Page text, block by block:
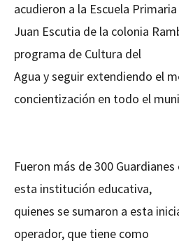
acudieron a la Escuela Primaria
Juan Escutia de la colonia
programa de Cultura del
Agua y seguir extendiendo el
concientización en todo el
Fueron más de 300
esta institución educativa,
quienes se sumaron a esta
operador, que tiene como